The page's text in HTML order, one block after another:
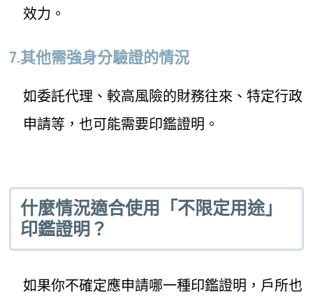
效力。
7.其他需強身分驗證的情況
如委託代理、較高風險的財務往來、特定行政
申請等，也可能需要印鑑證明。
什麼情況適合使用「不限定用途」
印鑑證明？
如果你不確定應申請哪一種印鑑證明，戶所也